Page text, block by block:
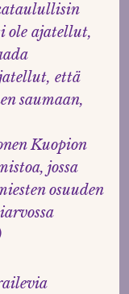
ole ajatellut,
että
saumaan,
Kuopion
jossa
osuuden